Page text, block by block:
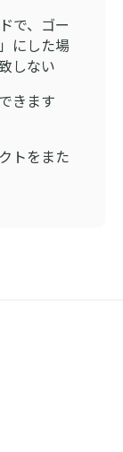
で、ゴー
にした場
しない
きます
トをまた